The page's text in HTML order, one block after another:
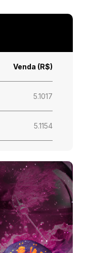
Venda (R$)
5.1017
5.1154